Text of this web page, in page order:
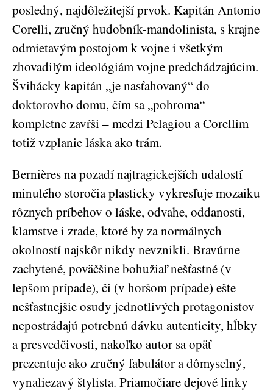
posledný, najdôležitejší prvok. Kapitán Antonio
Corelli, zručný hudobník-mandolinista, s krajne
odmietavým postojom k vojne i všetkým
zhovadilým ideológiám vojne predchádzajúcim.
Švihácky kapitán „je nasťahovaný“ do
doktorovho domu, čím sa „pohroma“
kompletne zavŕši – medzi Pelagiou a Corellim
totiž vzplanie láska ako trám.
Bernières na pozadí najtragickejších udalostí
minulého storočia plasticky vykresľuje mozaiku
rôznych príbehov o láske, odvahe, oddanosti,
klamstve i zrade, ktoré by za normálnych
okolností najskôr nikdy nevznikli. Bravúrne
zachytené, poväčšine bohužiaľ nešťastné (v
lepšom prípade), či (v horšom prípade) ešte
nešťastnejšie osudy jednotlivých protagonistov
nepostrádajú potrebnú dávku autenticity, hĺbky
a presvedčivosti, nakoľko autor sa opäť
prezentuje ako zručný fabulátor a dômyselný,
vynaliezavý štylista. Priamočiare dejové linky